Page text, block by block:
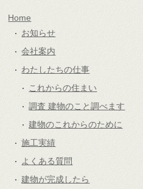
Home
お知らせ
会社案内
わたしたちの仕事
これからの住まい
調査 建物のこと調べます
建物のこれからのために
施工実績
よくある質問
建物が完成したら